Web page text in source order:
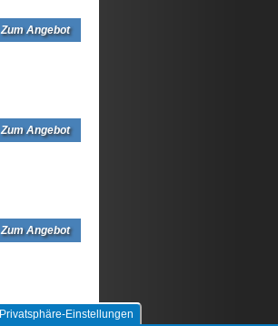
Zum Angebot
Zum Angebot
Zum Angebot
Privatsphäre-Einstellungen